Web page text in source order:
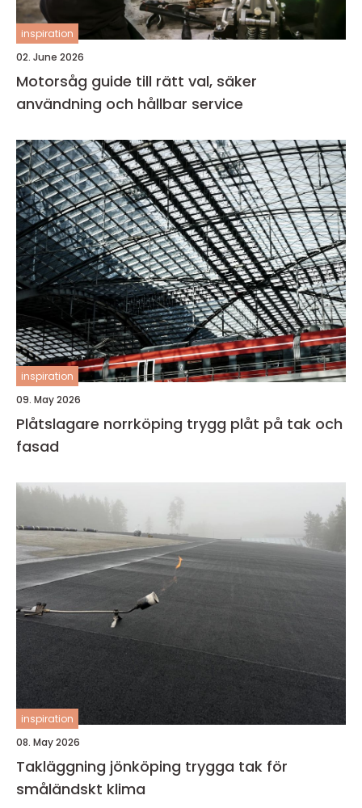
inspiration
02. June 2026
Motorsåg guide till rätt val, säker
användning och hållbar service
inspiration
09. May 2026
Plåtslagare norrköping trygg plåt på tak och
fasad
inspiration
08. May 2026
Takläggning jönköping trygga tak för
småländskt klima